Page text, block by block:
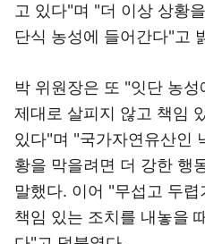
고 있다"며 "더 이상 상황
단식 농성에 들어간다"고
박 위원장은 또 "잇단 농
제대로 살피지 않고 책임
있다"며 "국가자연유산인
황을 막을려면 더 강한 행
말했다. 이어 "무섭고 두
책임 있는 조치를 내놓을